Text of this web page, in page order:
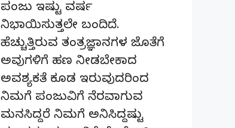
ಪಂಜು ಇಷ್ಟು ವರ್ಷ
ನಿಭಾಯಿಸುತ್ತಲೇ ಬಂದಿದೆ.
ಹೆಚ್ಚುತ್ತಿರುವ ತಂತ್ರಜ್ಞಾನಗಳ ಜೊತೆಗೆ
ಅವುಗಳಿಗೆ ಹಣ ನೀಡಬೇಕಾದ
ಅವಶ್ಯಕತೆ ಕೂಡ ಇರುವುದರಿಂದ
ನಿಮಗೆ ಪಂಜುವಿಗೆ ನೆರವಾಗುವ
ಮನಸಿದ್ದರೆ ನಿಮಗೆ ಅನಿಸಿದ್ದಷ್ಟು